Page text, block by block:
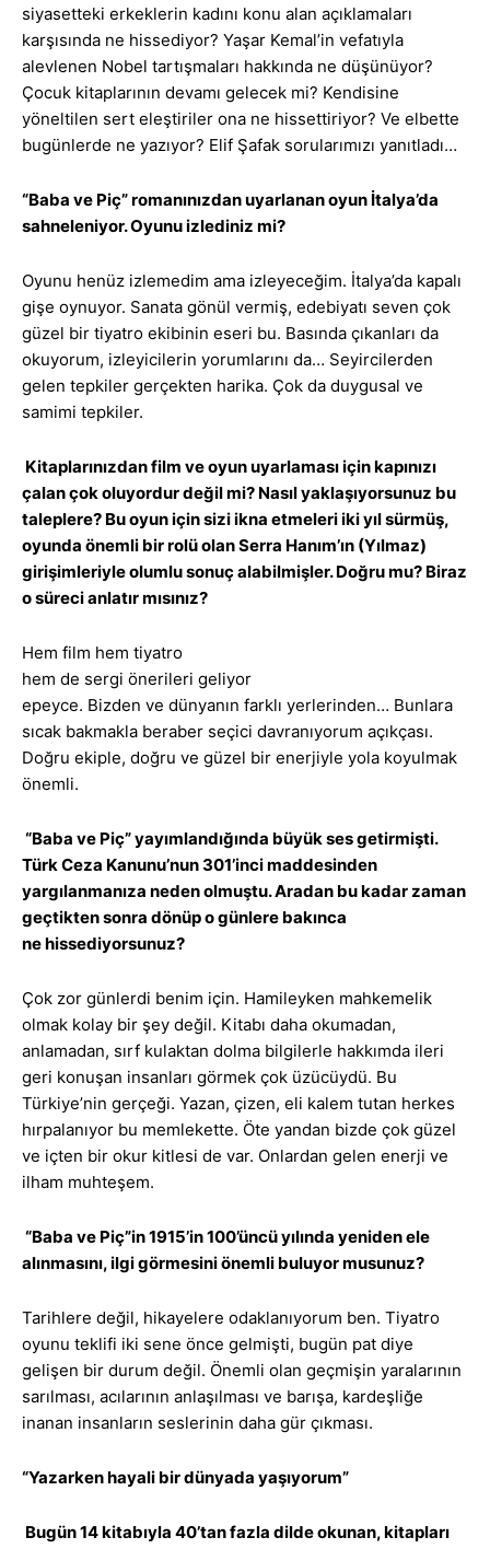
siyasetteki erkeklerin kadını konu alan açıklamaları
karşısında ne hissediyor? Yaşar Kemal’in vefatıyla
alevlenen Nobel tartışmaları hakkında ne düşünüyor?
Çocuk kitaplarının devamı gelecek mi? Kendisine
yöneltilen sert eleştiriler ona ne hissettiriyor? Ve elbette
bugünlerde ne yazıyor? Elif Şafak sorularımızı yanıtladı…
“Baba ve Piç” romanınızdan uyarlanan oyun İtalya’da
sahneleniyor. Oyunu izlediniz mi?
Oyunu henüz izlemedim ama izleyeceğim. İtalya’da kapalı
gişe oynuyor. Sanata gönül vermiş, edebiyatı seven çok
güzel bir tiyatro ekibinin eseri bu. Basında çıkanları da
okuyorum, izleyicilerin yorumlarını da… Seyircilerden
gelen tepkiler gerçekten harika. Çok da duygusal ve
samimi tepkiler.
Kitaplarınızdan film ve oyun uyarlaması için kapınızı
çalan çok oluyordur değil mi? Nasıl yaklaşıyorsunuz bu
taleplere? Bu oyun için sizi ikna etmeleri iki yıl sürmüş,
oyunda önemli bir rolü olan Serra Hanım’ın (Yılmaz)
girişimleriyle olumlu sonuç alabilmişler. Doğru mu? Biraz
o süreci anlatır mısınız?
Hem film hem tiyatro
hem de sergi önerileri geliyor
epeyce. Bizden ve dünyanın farklı yerlerinden… Bunlara
sıcak bakmakla beraber seçici davranıyorum açıkçası.
Doğru ekiple, doğru ve güzel bir enerjiyle yola koyulmak
önemli.
“Baba ve Piç” yayımlandığında büyük ses getirmişti.
Türk Ceza Kanunu’nun 301’inci maddesinden
yargılanmanıza neden olmuştu. Aradan bu kadar zaman
geçtikten sonra dönüp o günlere bakınca
ne hissediyorsunuz?
Çok zor günlerdi benim için. Hamileyken mahkemelik
olmak kolay bir şey değil. Kitabı daha okumadan,
anlamadan, sırf kulaktan dolma bilgilerle hakkımda ileri
geri konuşan insanları görmek çok üzücüydü. Bu
Türkiye’nin gerçeği. Yazan, çizen, eli kalem tutan herkes
hırpalanıyor bu memlekette. Öte yandan bizde çok güzel
ve içten bir okur kitlesi de var. Onlardan gelen enerji ve
ilham muhteşem.
“Baba ve Piç”in 1915’in 100’üncü yılında yeniden ele
alınmasını, ilgi görmesini önemli buluyor musunuz?
Tarihlere değil, hikayelere odaklanıyorum ben. Tiyatro
oyunu teklifi iki sene önce gelmişti, bugün pat diye
gelişen bir durum değil. Önemli olan geçmişin yaralarının
sarılması, acılarının anlaşılması ve barışa, kardeşliğe
inanan insanların seslerinin daha gür çıkması.
“Yazarken hayali bir dünyada yaşıyorum”
Bugün 14 kitabıyla 40’tan fazla dilde okunan, kitapları